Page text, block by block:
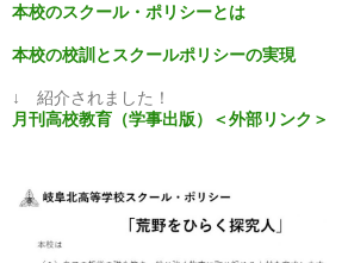
ョ
ン
本校のスクール・ポリシーとは
本校の校訓とスクールポリシーの実現
↓ 紹介されました！
月刊高校教育（学事出版）＜外部リンク＞